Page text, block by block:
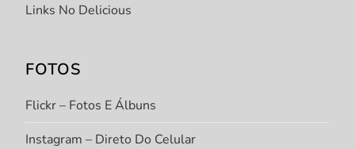
Links No Delicious
FOTOS
Flickr – Fotos E Álbuns
Instagram – Direto Do Celular